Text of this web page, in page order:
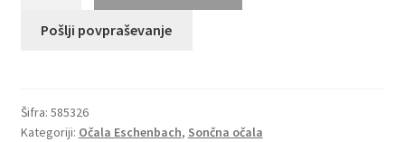
eyewear
Pošlji povpraševanje
Šifra: 585326
Kategoriji: Očala Eschenbach, Sončna očala